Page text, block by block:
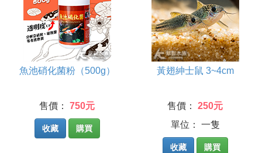
魚池硝化菌粉（500g）
售價： 750元
收藏 購買
黃翅紳士鼠 3~4cm
售價：
250元
單位： 一隻
收藏 購買